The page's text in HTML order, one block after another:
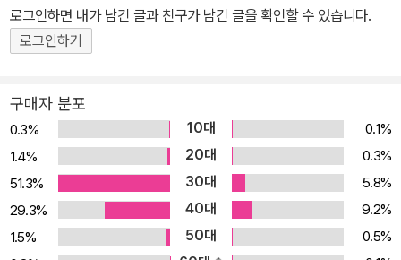
로그인하면 내가 남긴 글과 친구가 남긴 글을 확인할 수 있습니다.
로그인하기
구매자 분포
0.3% 10대
0.1%
1.4%
20대
0.3%
51.3%
30대
5.8%
29.3%
40대
9.2%
1.5%
50대
0.5%